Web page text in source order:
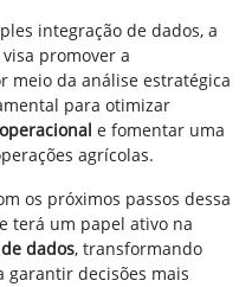
integração de dados, a
visa promover a
meio da análise estratégica
para otimizar
e fomentar uma
agrícolas.
os próximos passos dessa
terá um papel ativo na
dados, transformando
garantir decisões mais